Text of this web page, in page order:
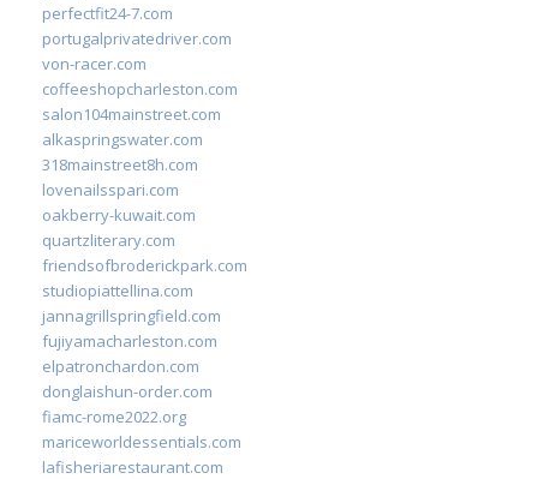
perfectfit24-7.com
portugalprivatedriver.com
von-racer.com
coffeeshopcharleston.com
salon104mainstreet.com
alkaspringswater.com
318mainstreet8h.com
lovenailsspari.com
oakberry-kuwait.com
quartzliterary.com
friendsofbroderickpark.com
studiopiattellina.com
jannagrillspringfield.com
fujiyamacharleston.com
elpatronchardon.com
donglaishun-order.com
fiamc-rome2022.org
mariceworldessentials.com
lafisheriarestaurant.com